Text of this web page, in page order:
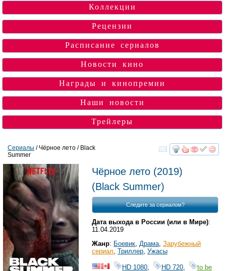
Коллекции
Рецензии
Расписание сериалов
Новости кино
Награды и кинопремии
Наши новости
Трейлеры
смотреть
Сериалы / Чёрное лето / Black
Summer
Чёрное лето (2019)
(Black Summer)
Следите за сериалом?
Дата выхода в России (или в Мире):
11.04.2019
Жанр: Боевик Драма Зарубежный
сериал Триллер Ужасы
HD 1080 HD 720
to be